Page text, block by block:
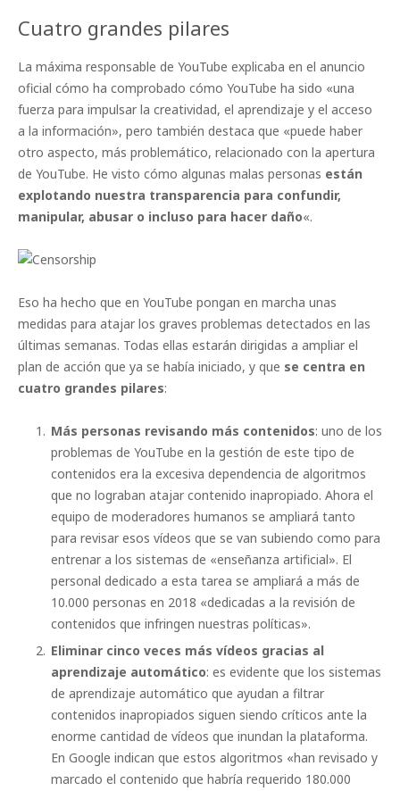
Cuatro grandes pilares
La máxima responsable de YouTube explicaba en el anuncio
oficial cómo ha comprobado cómo YouTube ha sido «una
fuerza para impulsar la creatividad, el aprendizaje y el acceso
a la información», pero también destaca que «puede haber
otro aspecto, más problemático, relacionado con la apertura
de YouTube. He visto cómo algunas malas personas están
explotando nuestra transparencia para confundir,
manipular, abusar o incluso para hacer daño«.
Eso ha hecho que en YouTube pongan en marcha unas
medidas para atajar los graves problemas detectados en las
últimas semanas. Todas ellas estarán dirigidas a ampliar el
plan de acción que ya se había iniciado, y que se centra en
cuatro grandes pilares:
Más personas revisando más contenidos: uno de los
problemas de YouTube en la gestión de este tipo de
contenidos era la excesiva dependencia de algoritmos
que no lograban atajar contenido inapropiado. Ahora el
equipo de moderadores humanos se ampliará tanto
para revisar esos vídeos que se van subiendo como para
entrenar a los sistemas de «enseñanza artificial». El
personal dedicado a esta tarea se ampliará a más de
10.000 personas en 2018 «dedicadas a la revisión de
contenidos que infringen nuestras políticas».
Eliminar cinco veces más vídeos gracias al
aprendizaje automático: es evidente que los sistemas
de aprendizaje automático que ayudan a filtrar
contenidos inapropiados siguen siendo críticos ante la
enorme cantidad de vídeos que inundan la plataforma.
En Google indican que estos algoritmos «han revisado y
marcado el contenido que habría requerido 180.000